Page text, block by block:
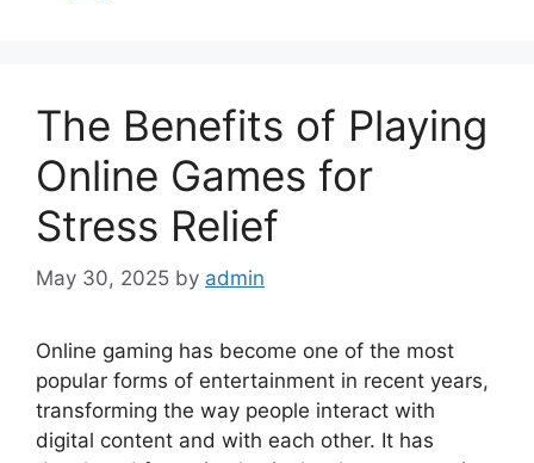
The Benefits of Playing
Online Games for
Stress Relief
May 30, 2025 by admin
Online gaming has become one of the most
popular forms of entertainment in recent years,
transforming the way people interact with
digital content and with each other. It has